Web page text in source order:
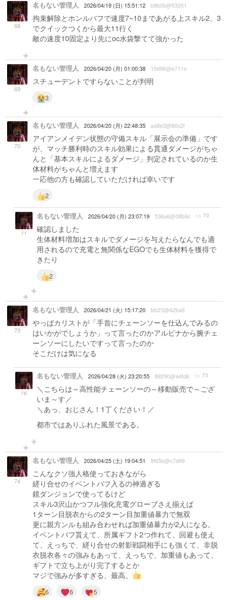
68
名もない管理人 2026/04/19 (日) 15:51:12 b9b0b@53201
拘束解除とホンルバフで速度7~10まであがる上スキル2、3
でクイックつくから最大11行く
敵の速度10固定より先にoc水袋撃てて強かった
69
名もない管理人 2026/04/20 (月) 01:00:38 10d96@e711e
スチューデントですらないことが判明
3
70
名もない管理人 2026/04/20 (月) 22:48:35 aa8e3@80c2f
アイアンメイデン状態の守備スキル「展示会の準備」です
が、マッチ勝利時のスキル効果による貫通ダメージがちゃ
んと「基本スキルによるダメージ」判定されているのか生
体材料がちゃんと増えます
一応他の方も確認していただければ幸いです
2
71
名もない管理人 2026/04/20 (月) 23:07:19 536a6@08b9c >> 70
確認しました
生体材料増加はスキルでダメージを与えたらなんでも適
用されるので充電と無関係なEGOでも生体材料を獲得で
きたり
2
73
名もない管理人 2026/04/21 (火) 15:17:20 bfc23@62ba6
やっぱカリストが「手首にチェーンソーを仕込んでみるの
はいかがでしょうか」って言ったのかアルビナから腕チェ
ーンソーにしたいですって言ったのか
そこだけは気になる
76
名もない管理人 2026/04/28 (火) 23:20:55 89290@a4fd6 >> 73
＼こちらは～高性能チェーンソーの～移動販売で～ござ
いま～す／
＼あっ、おじさん！1丁ください！／
都市ではありふれた風景である。
74
名もない管理人 2026/04/25 (土) 19:04:51 9f65b@c7d99
こんなクソ強人格使っておきながら
縒り合せのイベントバフ入るの神過ぎる
鏡ダンジョンで使ってるけど
スキル3沢山かつフル強化充電グローブさえ揃えば
1ターン目脱衣からの2ターン目加重値暴力で無双
更に親方ンルも組み合わせれば加重値暴力が2人になる。
イベントバフ貰えて、所属ギフト2つ作れて、回避も使え
て、えっちで、縒り合せの射影戦闘相手にも強くて、非脱
衣脱衣各々の強みもあって、えっちで、加重値もあって、
ギフトで立ち上がり完了するとか
マジで強みが多すぎる、最高。
6 6 5